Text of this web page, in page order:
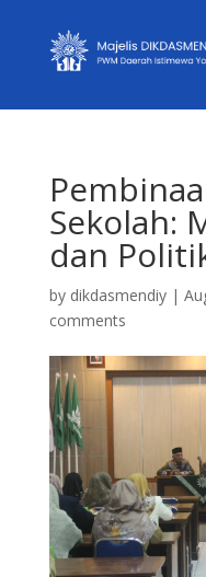
Sekolah:
dan
by dikdasmendiy|
comments